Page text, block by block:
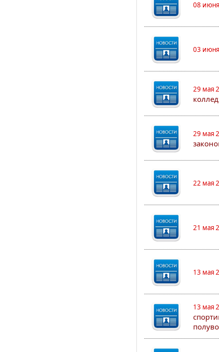
08
03
29 мая
29 мая
22 мая
21 мая
13 мая
13 мая